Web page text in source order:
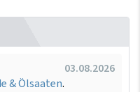
03.08.2026
& Ölsaaten.